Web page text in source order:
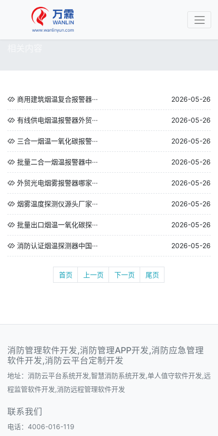
商用建筑烟温复合报警器··· 2026-05-26
有线供电烟温报警器外贸··· 2026-05-26
三合一烟温一氧化碳报警··· 2026-05-26
批量二合一烟温报警器中··· 2026-05-26
外贸光电烟雾报警器哪家··· 2026-05-26
烟雾温度探测仪源头厂家··· 2026-05-26
批量出口烟温一氧化碳探··· 2026-05-26
消防认证烟温探测器中国··· 2026-05-26
首页 上一页 下一页 尾页
消防管理软件开发,消防管理APP开发,消防应急管理
软件开发,消防云平台定制开发
地址：消防云平台系统开发,智慧消防系统开发,单人值守软件开发,远
程监管软件开发,消防远程管理软件开发
联系我们
电话：4006-016-119